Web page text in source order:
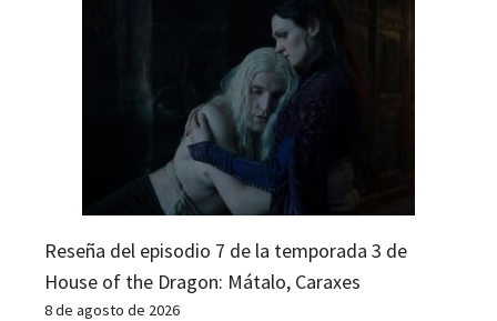
Reseña del episodio 7 de la temporada 3 de
House of the Dragon: Mátalo, Caraxes
8 de agosto de 2026